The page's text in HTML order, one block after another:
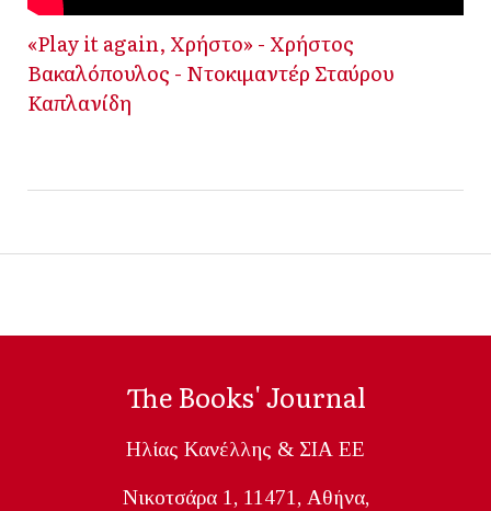
«Play it again, Χρήστο» - Χρήστος
Βακαλόπουλος - Ντοκιμαντέρ Σταύρου
Καπλανίδη
The Books' Journal
Ηλίας Κανέλλης & ΣΙΑ ΕΕ
Nικοτσάρα 1, 11471, Aθήνα,